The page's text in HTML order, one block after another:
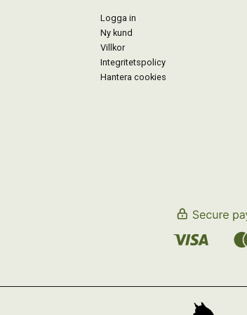
Logga in
Ny kund
Villkor
Integritetspolicy
Hantera cookies